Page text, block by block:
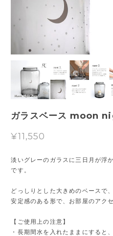
ガラスベース moon
¥11,550
淡いグレーのガラスに三日月が浮
です。
どっしりとした大きめのベースで
安定感のある形で、お部屋のアク
【ご使用上の注意】
・長期間水を入れたままにすると